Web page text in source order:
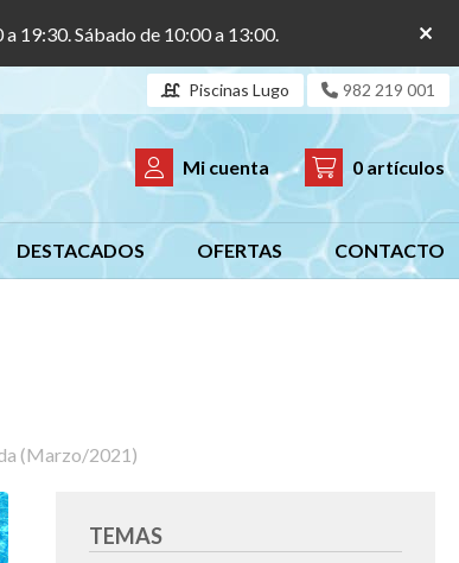
19:30. Sábado de 10:00 a 13:00.
Piscinas Lugo 982 219 001
Mi cuenta 0 artículos
DESTACADOS OFERTAS CONTACTO
(Marzo/2021)
TEMAS